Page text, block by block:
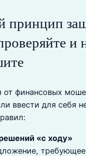
принцип
и
от финансовых
ввести для себя
«с ходу»
требующее